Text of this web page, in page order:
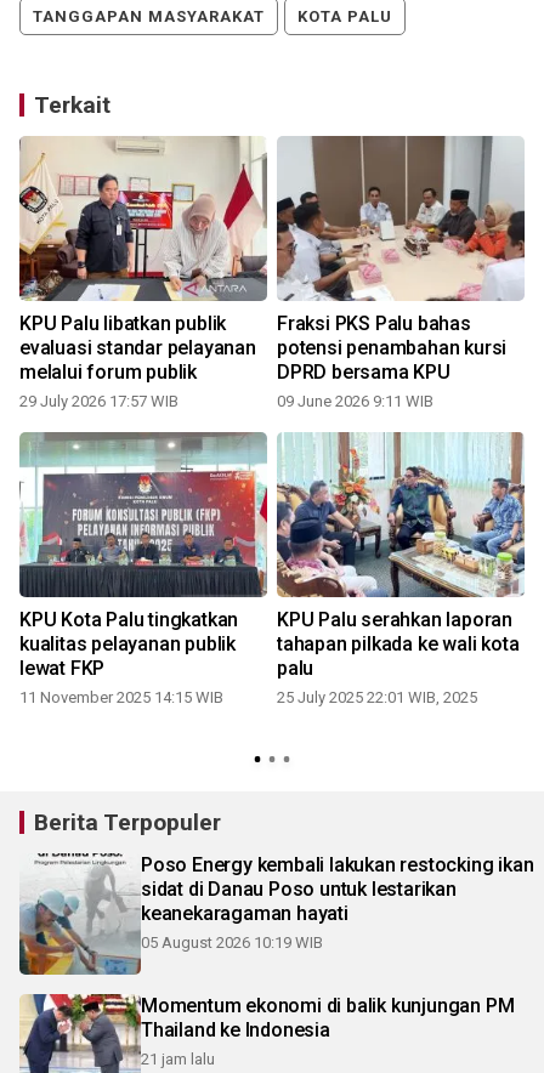
TANGGAPAN MASYARAKAT KOTA PALU
Terkait
KPU Palu libatkan publik
evaluasi standar pelayanan
melalui forum publik
29 July 2026 17:57 WIB
Fraksi PKS Palu bahas
potensi penambahan kursi
DPRD bersama KPU
09 June 2026 9:11 WIB
KPU Kota Palu tingkatkan
kualitas pelayanan publik
lewat FKP
11 November 2025 14:15 WIB
KPU Palu serahkan laporan
tahapan pilkada ke wali kota
palu
25 July 2025 22:01 WIB, 2025
Berita Terpopuler
Poso Energy kembali lakukan restocking ikan
sidat di Danau Poso untuk lestarikan
keanekaragaman hayati
05 August 2026 10:19 WIB
Momentum ekonomi di balik kunjungan PM
Thailand ke Indonesia
21 jam lalu